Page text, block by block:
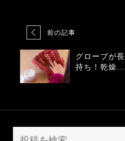
前の記事
グローブが長
持ち！乾燥を